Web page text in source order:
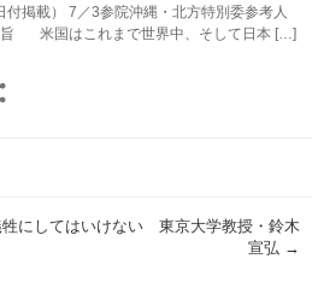
付掲載） 7／3参院沖縄・北方特別委参考人
旨 米国はこれまで世界中、そして日本 […]
にしてはいけない 東京大学教授・鈴木
宣弘 →